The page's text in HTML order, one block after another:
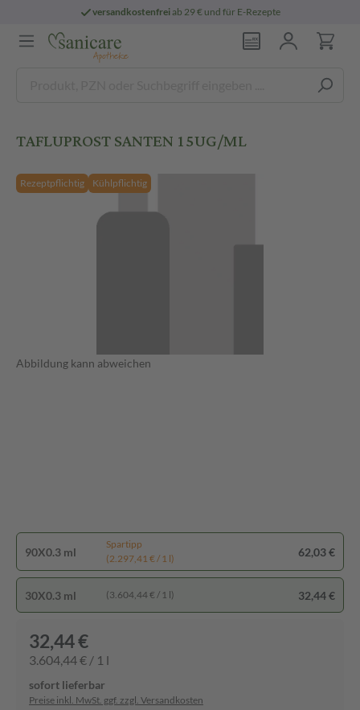
versandkostenfreiab 29 € und für E-Rezepte
TAFLUPROST SANTEN 15UG/ML
Rezeptpflichtig Kühlpflichtig
Abbildung kann abweichen
90X0.3 ml
Spartipp
(2.297,41 € / 1 l)
62,03 €
30X0.3 ml (3.604,44 € / 1 l) 32,44 €
32,44 €
3.604,44 € / 1 l
sofort lieferbar
Preise inkl. MwSt. ggf. zzgl. Versandkosten